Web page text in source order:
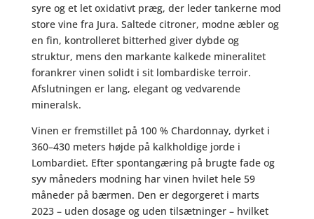
syre og et let oxidativt præg, der leder tankerne mod
store vine fra Jura. Saltede citroner, modne æbler og
en fin, kontrolleret bitterhed giver dybde og
struktur, mens den markante kalkede mineralitet
forankrer vinen solidt i sit lombardiske terroir.
Afslutningen er lang, elegant og vedvarende
mineralsk.
Vinen er fremstillet på 100 % Chardonnay, dyrket i
360–430 meters højde på kalkholdige jorde i
Lombardiet. Efter spontangæring på brugte fade og
syv måneders modning har vinen hvilet hele 59
måneder på bærmen. Den er degorgeret i marts
2023 – uden dosage og uden tilsætninger – hvilket